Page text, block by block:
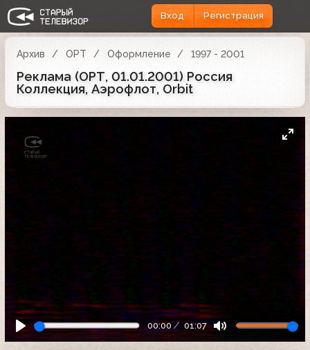
Вход Регистрация
Архив ОРТ Оформление 1997 - 2001
Реклама (ОРТ, 01.01.2001) Россия
Коллекция, Аэрофлот, Orbit
00:00 01:07